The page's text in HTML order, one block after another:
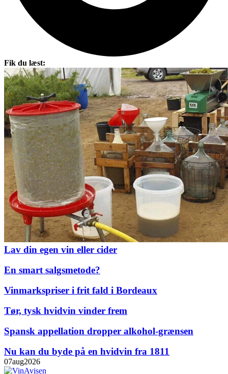
Fik du læst:
Lav din egen vin eller cider
En smart salgsmetode?
Vinmarkspriser i frit fald i Bordeaux
Tør, tysk hvidvin vinder frem
Spansk appellation dropper alkohol-grænsen
Nu kan du byde på en hvidvin fra 1811
07aug2026